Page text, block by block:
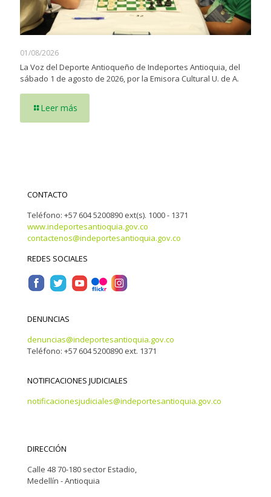
01/08/2026
La Voz del Deporte Antioqueño de Indeportes Antioquia, del
sábado 1 de agosto de 2026, por la Emisora Cultural U. de A.
Leer más
CONTACTO
Teléfono: +57 604 5200890 ext(s). 1000 - 1371
www.indeportesantioquia.gov.co
contactenos@indeportesantioquia.gov.co
REDES SOCIALES
DENUNCIAS
denuncias@indeportesantioquia.gov.co
Teléfono: +57 604 5200890 ext. 1371
NOTIFICACIONES JUDICIALES
notificacionesjudiciales@indeportesantioquia.gov.co
DIRECCIÓN
Calle 48 70-180 sector Estadio,
Medellín - Antioquia